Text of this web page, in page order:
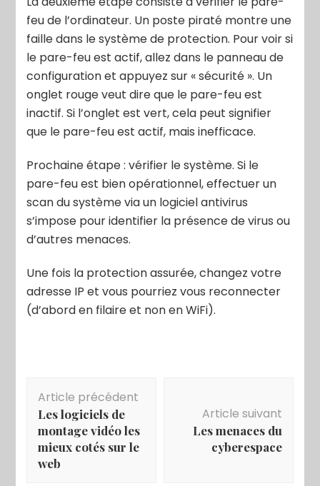
feu de l’ordinateur. Un poste piraté montre une
faille dans le système de protection. Pour voir si
le pare-feu est actif, allez dans le panneau de
configuration et appuyez sur « sécurité ». Un
onglet rouge veut dire que le pare-feu est
inactif. Si l’onglet est vert, cela peut signifier
que le pare-feu est actif, mais inefficace.
Prochaine étape : vérifier le système. Si le
pare-feu est bien opérationnel, effectuer un
scan du système via un logiciel antivirus
s’impose pour identifier la présence de virus ou
d’autres menaces.
Une fois la protection assurée, changez votre
adresse IP et vous pourriez vous reconnecter
(d’abord en filaire et non en WiFi).
Navigation
d'article
Article précédent
Les logiciels de
montage vidéo les
mieux cotés sur le
web
Article suivant
Les menaces du
cyberespace